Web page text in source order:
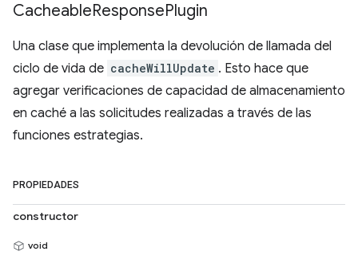
CacheableResponsePlugin
Una clase que implementa la devolución de llamada del
ciclo de vida de cacheWillUpdate . Esto hace que
agregar verificaciones de capacidad de almacenamiento
en caché a las solicitudes realizadas a través de las
funciones estrategias.
PROPIEDADES
constructor
void